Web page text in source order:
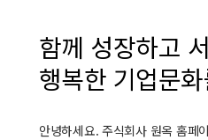
함께 성장하고
행복한 기업문
안녕하세요. 주식회사 원옥 홈페